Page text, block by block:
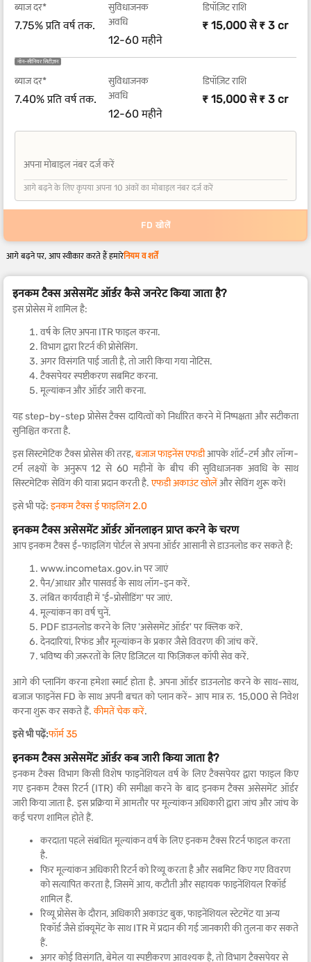
ब्याज दर*
7.75% प्रति वर्ष तक.
सुविधाजनक
अवधि
12-60 महीने
डिपॉज़िट राशि
₹ 15,000 से ₹ 3 cr
नॉन-सीनियर सिटीज़न
ब्याज दर*
7.40% प्रति वर्ष तक.
सुविधाजनक
अवधि
12-60 महीने
डिपॉज़िट राशि
₹ 15,000 से ₹ 3 cr
+91
अपना मोबाइल नंबर दर्ज करें
आगे बढ़ने के लिए कृपया अपना 10 अंकों का मोबाइल नंबर दर्ज करें
FD खोलें
आगे बढ़ने पर, आप स्वीकार करते हैं हमारेनियम व शर्तें
इनकम टैक्स असेसमेंट ऑर्डर कैसे जनरेट किया जाता है?
इस प्रोसेस में शामिल है:
वर्ष के लिए अपना ITR फाइल करना.
विभाग द्वारा रिटर्न की प्रोसेसिंग.
अगर विसंगति पाई जाती है, तो जारी किया गया नोटिस.
टैक्सपेयर स्पष्टीकरण सबमिट करना.
मूल्यांकन और ऑर्डर जारी करना.
यह step-by-step प्रोसेस टैक्स दायित्वों को निर्धारित करने में निष्पक्षता और सटीकता
सुनिश्चित करता है.
इस सिस्टमेटिक टैक्स प्रोसेस की तरह,बजाज फाइनेंस एफडीआपके शॉर्ट-टर्म और लॉन्ग-
टर्म लक्ष्यों के अनुरूप 12 से 60 महीनों के बीच की सुविधाजनक अवधि के साथ
सिस्टमेटिक सेविंग की यात्रा प्रदान करती है.एफडी अकाउंट खोलेंऔर सेविंग शुरू करें!
इसे भी पढ़ें:इनकम टैक्स ई फाइलिंग 2.0
इनकम टैक्स असेसमेंट ऑर्डर ऑनलाइन प्राप्त करने के चरण
आप इनकम टैक्स ई-फाइलिंग पोर्टल से अपना ऑर्डर आसानी से डाउनलोड कर सकते हैं:
www.incometax.gov.in पर जाएं
पैन/आधार और पासवर्ड के साथ लॉग-इन करें.
लंबित कार्यवाही में 'ई-प्रोसीडिंग' पर जाएं.
मूल्यांकन का वर्ष चुनें.
PDF डाउनलोड करने के लिए 'असेसमेंट ऑर्डर' पर क्लिक करें.
देनदारियां, रिफंड और मूल्यांकन के प्रकार जैसे विवरण की जांच करें.
भविष्य की ज़रूरतों के लिए डिजिटल या फिज़िकल कॉपी सेव करें.
आगे की प्लानिंग करना हमेशा स्मार्ट होता है. अपना ऑर्डर डाउनलोड करने के साथ-साथ,
बजाज फाइनेंस FD के साथ अपनी बचत को प्लान करें- आप मात्र रु. 15,000 से निवेश
करना शुरू कर सकते हैं.कीमतें चेक करें.
इसे भी पढ़ें:फॉर्म 35
इनकम टैक्स असेसमेंट ऑर्डर कब जारी किया जाता है?
इनकम टैक्स विभाग किसी विशेष फाइनेंशियल वर्ष के लिए टैक्सपेयर द्वारा फाइल किए
गए इनकम टैक्स रिटर्न (ITR) की समीक्षा करने के बाद इनकम टैक्स असेसमेंट ऑर्डर
जारी किया जाता है. इस प्रक्रिया में आमतौर पर मूल्यांकन अधिकारी द्वारा जांच और जांच के
कई चरण शामिल होते हैं.
करदाता पहले संबंधित मूल्यांकन वर्ष के लिए इनकम टैक्स रिटर्न फाइल करता
है.
फिर मूल्यांकन अधिकारी रिटर्न को रिव्यू करता है और सबमिट किए गए विवरण
को सत्यापित करता है, जिसमें आय, कटौती और सहायक फाइनेंशियल रिकॉर्ड
शामिल हैं.
रिव्यू प्रोसेस के दौरान, अधिकारी अकाउंट बुक, फाइनेंशियल स्टेटमेंट या अन्य
रिकॉर्ड जैसे डॉक्यूमेंट के साथ ITR में प्रदान की गई जानकारी की तुलना कर सकते
हैं.
अगर कोई विसंगति, बेमेल या स्पष्टीकरण आवश्यक है, तो विभाग टैक्सपेयर से